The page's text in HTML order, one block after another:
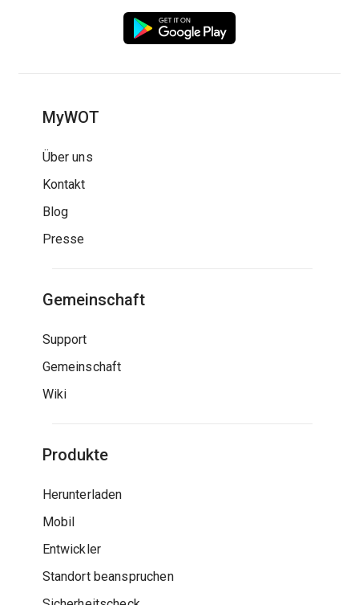
MyWOT
Über uns
Kontakt
Blog
Presse
Gemeinschaft
Support
Gemeinschaft
Wiki
Produkte
Herunterladen
Mobil
Entwickler
Standort beanspruchen